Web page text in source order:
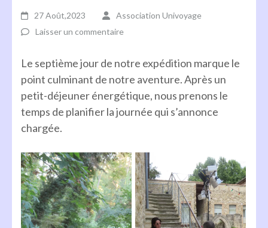
27 Août,2023
Association Univoyage
Laisser un commentaire
Le septième jour de notre expédition marque le
point culminant de notre aventure. Après un
petit-déjeuner énergétique, nous prenons le
temps de planifier la journée qui s’annonce
chargée.